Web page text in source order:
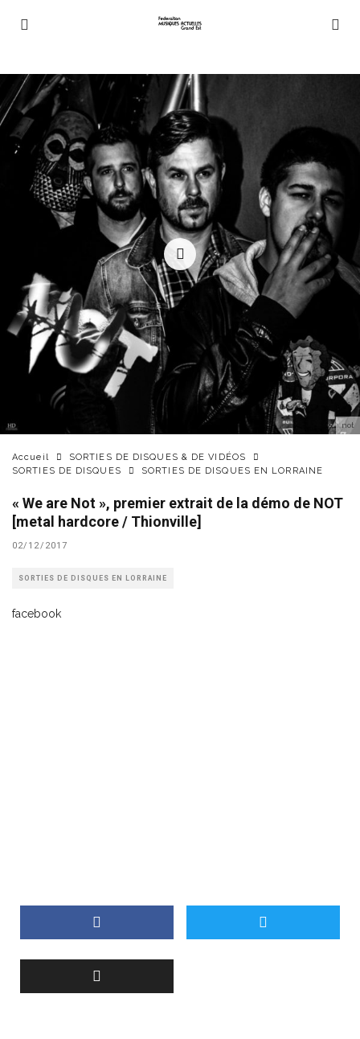
not
Accueil
SORTIES DE DISQUES & DE VIDÉOS
SORTIES DE DISQUES
SORTIES DE DISQUES EN LORRAINE
« We are Not », premier extrait de la démo de NOT
[metal hardcore / Thionville]
02/12/2017
SORTIES DE DISQUES EN LORRAINE
facebook